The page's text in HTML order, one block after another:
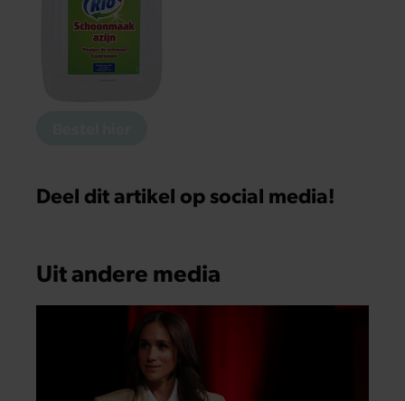
Deel dit artikel op social media!
Uit andere media